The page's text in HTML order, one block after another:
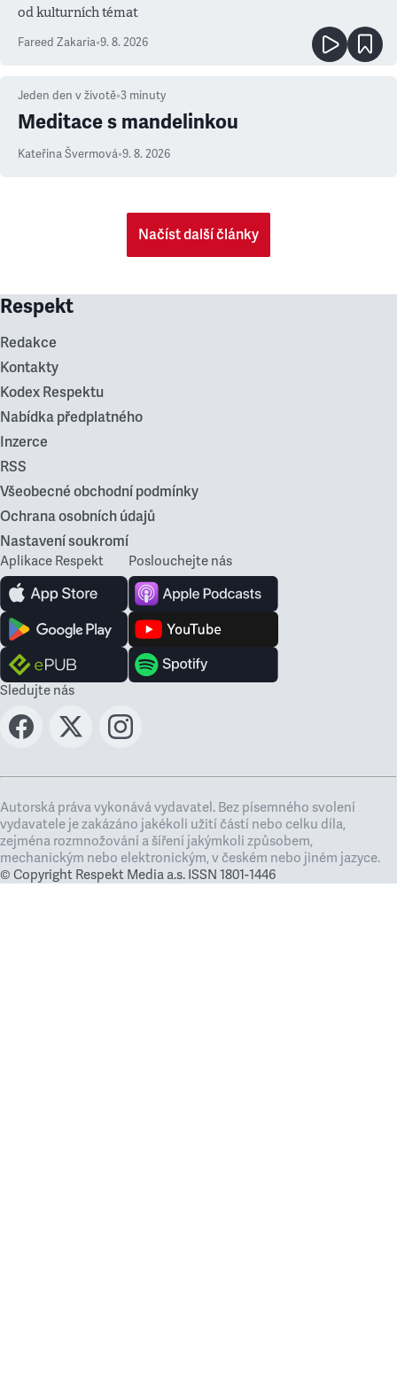
od kulturních témat
Fareed Zakaria•9. 8. 2026
Jeden den v životě•3 minuty
Meditace s mandelinkou
Kateřina Švermová•9. 8. 2026
Načíst další články
Respekt
Redakce
Kontakty
Kodex Respektu
Nabídka předplatného
Inzerce
RSS
Všeobecné obchodní podmínky
Ochrana osobních údajů
Nastavení soukromí
Aplikace Respekt Poslouchejte nás
Sledujte nás
Autorská práva vykonává vydavatel. Bez písemného svolení
vydavatele je zakázáno jakékoli užití částí nebo celku díla,
zejména rozmnožování a šíření jakýmkoli způsobem,
mechanickým nebo elektronickým, v českém nebo jiném jazyce.
© Copyright Respekt Media a.s. ISSN 1801-1446